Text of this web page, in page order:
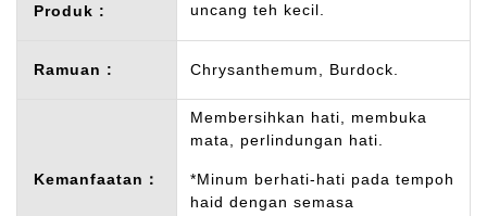
Produk :
uncang teh kecil.
Ramuan : Chrysanthemum, Burdock.
Kemanfaatan：
Membersihkan hati, membuka
mata, perlindungan hati.
*Minum berhati-hati pada tempoh
haid dengan semasa